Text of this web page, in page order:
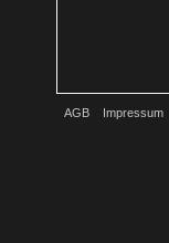
AGB Impressum